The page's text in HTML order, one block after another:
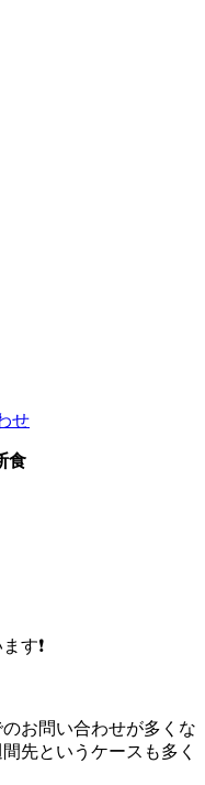
せ
食
す❗️
お問い合わせが多くな
先というケースも多く